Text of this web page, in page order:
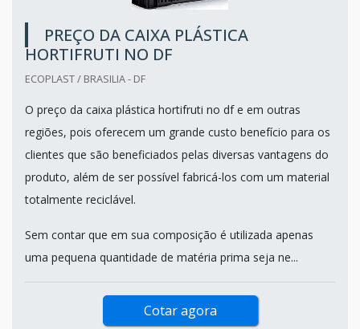
PREÇO DA CAIXA PLÁSTICA
HORTIFRUTI NO DF
ECOPLAST / BRASILIA - DF
O preço da caixa plástica hortifruti no df e em outras
regiões, pois oferecem um grande custo benefício para os
clientes que são beneficiados pelas diversas vantagens do
produto, além de ser possível fabricá-los com um material
totalmente reciclável.
Sem contar que em sua composição é utilizada apenas
uma pequena quantidade de matéria prima seja ne...
Cotar agora